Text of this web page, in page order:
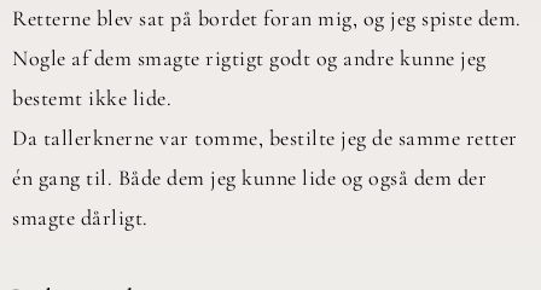
Retterne blev sat på bordet foran mig, og jeg spiste dem.
Nogle af dem smagte rigtigt godt og andre kunne jeg
bestemt ikke lide.
Da tallerknerne var tomme, bestilte jeg de samme retter
én gang til. Både dem jeg kunne lide og også dem der
smagte dårligt.